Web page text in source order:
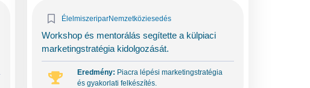
ÉlelmiszeriparNemzetköziesedés
Workshop és mentorálás segítette a külpiaci
marketingstratégia kidolgozását.
Eredmény: Piacra lépési marketingstratégia
és gyakorlati felkészítés.